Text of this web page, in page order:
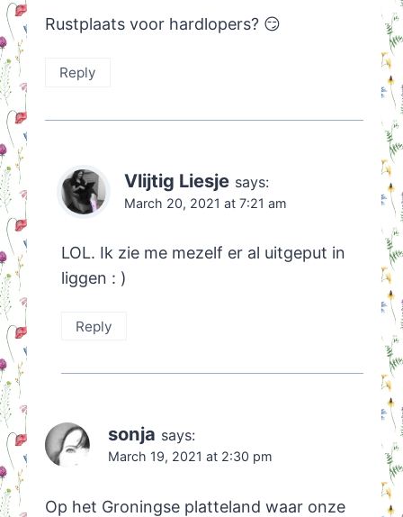
Rustplaats voor hardlopers? 😏
Reply
Vlijtig Liesje says:
March 20, 2021 at 7:21 am
LOL. Ik zie me mezelf er al uitgeput in
liggen : )
Reply
sonja says:
March 19, 2021 at 2:30 pm
Op het Groningse platteland waar onze